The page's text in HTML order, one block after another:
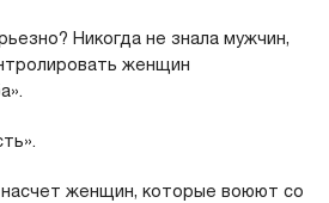
Никогда не знала мужчин,
женщин
насчет женщин, которые воюют со